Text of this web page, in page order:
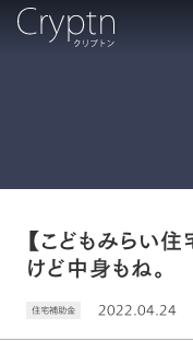
【こどもみらい
けど中身もね。
住宅補助金 2022.04.24